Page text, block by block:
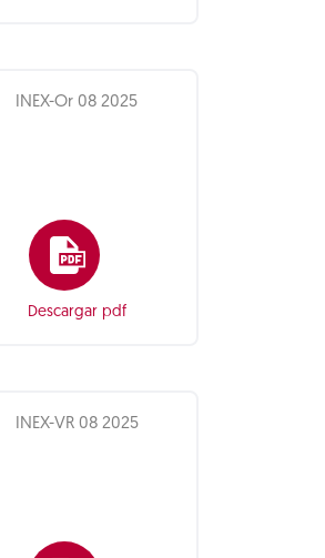
INEX-Or 08 2025
Descargar pdf
INEX-VR 08 2025